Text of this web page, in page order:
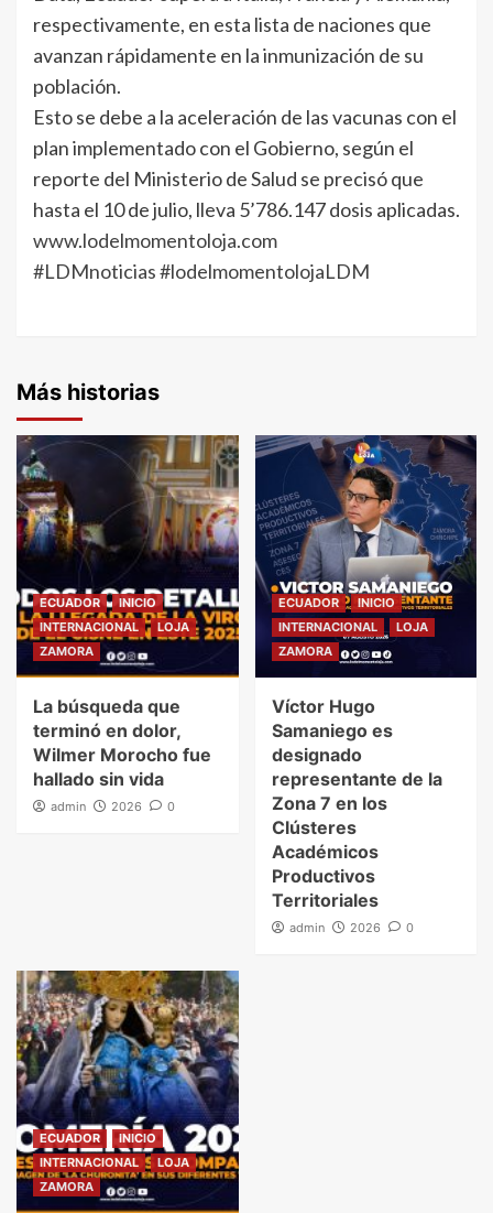
respectivamente, en esta lista de naciones que
avanzan rápidamente en la inmunización de su
población.
Esto se debe a la aceleración de las vacunas con el
plan implementado con el Gobierno, según el
reporte del Ministerio de Salud se precisó que
hasta el 10 de julio, lleva 5’786.147 dosis aplicadas.
www.lodelmomentoloja.com
#LDMnoticias#lodelmomentolojaLDM
Más historias
ECUADOR
INICIO
INTERNACIONAL
LOJA
ZAMORA
La búsqueda que
terminó en dolor,
Wilmer Morocho fue
hallado sin vida
admin 2026 0
ECUADOR
INICIO
INTERNACIONAL
LOJA
ZAMORA
Víctor Hugo
Samaniego es
designado
representante de la
Zona 7 en los
Clústeres
Académicos
Productivos
Territoriales
admin 2026 0
ECUADOR
INICIO
INTERNACIONAL
LOJA
ZAMORA